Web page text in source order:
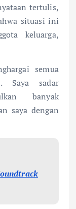
tertulis,
situasi ini
keluarga,
semua
Saya sadar
banyak
saya dengan